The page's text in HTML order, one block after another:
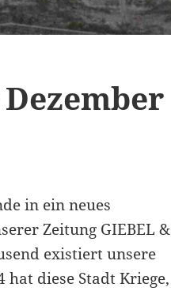
in ein neues
Zeitung GIEBEL &
existiert unsere
hat diese Stadt Kriege,